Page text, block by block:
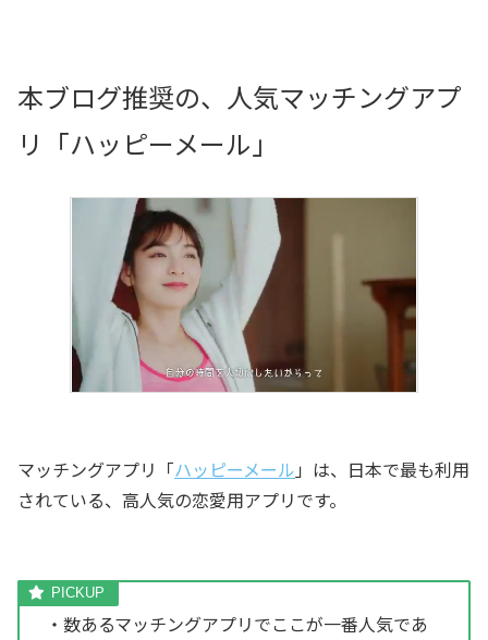
本ブログ推奨の、人気マッチングアプ
リ「ハッピーメール」
マッチングアプリ「ハッピーメール 」は、日本で最も利用
されている、高人気の恋愛用アプリです。
・数あるマッチングアプリでここが一番人気であ